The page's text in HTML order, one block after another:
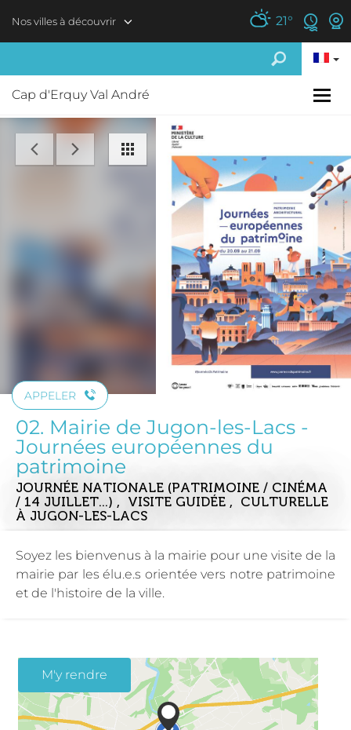
Nos villes à découvrir 21°
Cap d'Erquy Val André
APPELER
02. Mairie de Jugon-les-Lacs -
Journées européennes du
patrimoine
JOURNÉE NATIONALE (PATRIMOINE / CINÉMA
/ 14 JUILLET...) , VISITE GUIDÉE , CULTURELLE
À JUGON-LES-LACS
Soyez les bienvenus à la mairie pour une visite de la
mairie par les élu.e.s orientée vers notre patrimoine
et de l'histoire de la ville.
M'y rendre